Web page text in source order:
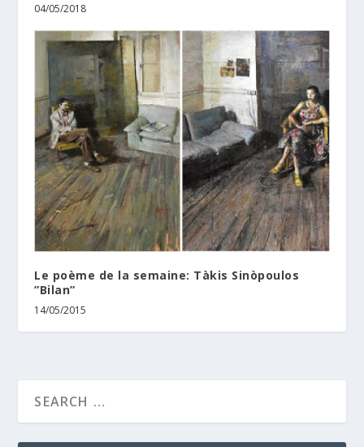
04/05/2018
Le poème de la semaine: Tàkis Sinòpoulos
”Bilan”
14/05/2015